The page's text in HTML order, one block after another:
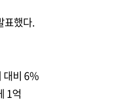
표했다.
대비 6%
1억